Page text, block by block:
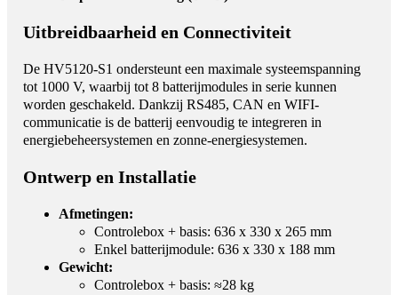
Uitbreidbaarheid en Connectiviteit
De HV5120-S1 ondersteunt een maximale systeemspanning
tot 1000 V, waarbij tot 8 batterijmodules in serie kunnen
worden geschakeld. Dankzij RS485, CAN en WIFI-
communicatie is de batterij eenvoudig te integreren in
energiebeheersystemen en zonne-energiesystemen.
Ontwerp en Installatie
Afmetingen:
Controlebox + basis: 636 x 330 x 265 mm
Enkel batterijmodule: 636 x 330 x 188 mm
Gewicht:
Controlebox + basis: ≈28 kg